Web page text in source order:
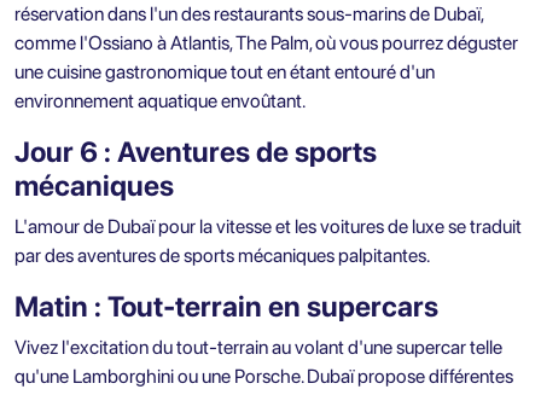
réservation dans l'un des restaurants sous-marins de Dubaï,
comme l'Ossiano à Atlantis, The Palm, où vous pourrez déguster
une cuisine gastronomique tout en étant entouré d'un
environnement aquatique envoûtant.
Jour 6 : Aventures de sports
mécaniques
L'amour de Dubaï pour la vitesse et les voitures de luxe se traduit
par des aventures de sports mécaniques palpitantes.
Matin : Tout-terrain en supercars
Vivez l'excitation du tout-terrain au volant d'une supercar telle
qu'une Lamborghini ou une Porsche. Dubaï propose différentes